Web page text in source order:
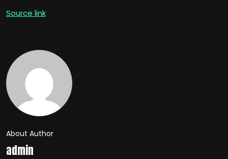
Source link
About Author
admin